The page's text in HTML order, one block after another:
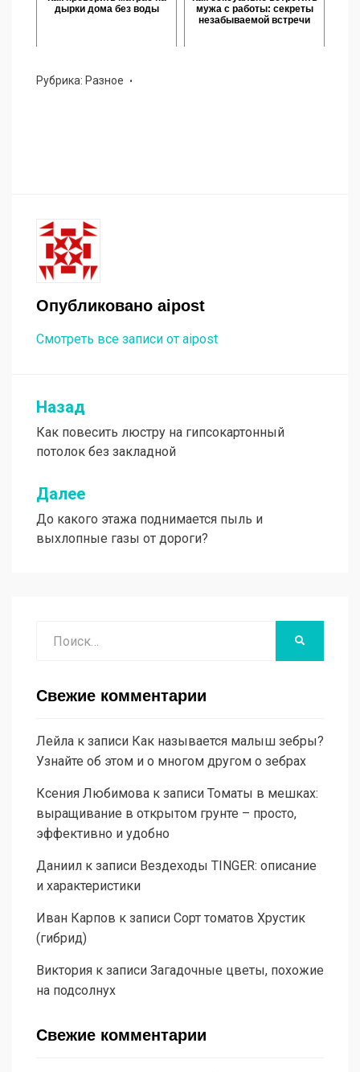
дырки дома без воды
мужа с работы: секреты
незабываемой встречи
Рубрика: Разное
Опубликовано aipost
Смотреть все записи от aipost
Навигация
по
записям
Назад
Как повесить люстру на гипсокартонный
потолок без закладной
Далее
До какого этажа поднимается пыль и
выхлопные газы от дороги?
Свежие комментарии
Лейла к записи Как называется малыш зебры?
Узнайте об этом и о многом другом о зебрах
Ксения Любимова к записи Томаты в мешках:
выращивание в открытом грунте – просто,
эффективно и удобно
Даниил к записи Вездеходы TINGER: описание
и характеристики
Иван Карпов к записи Сорт томатов Хрустик
(гибрид)
Виктория к записи Загадочные цветы, похожие
на подсолнух
Свежие комментарии